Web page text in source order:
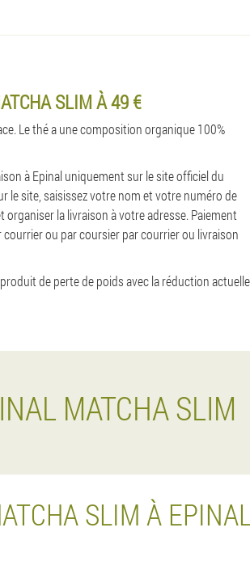
SLIM À 49 €
Le thé a une composition organique 100%
à Epinal uniquement sur le site officiel du
le site, saisissez votre nom et votre numéro de
la livraison à votre adresse. Paiement
ou par coursier par courrier ou livraison
de perte de poids avec la réduction actuelle
MATCHA SLIM
SLIM À